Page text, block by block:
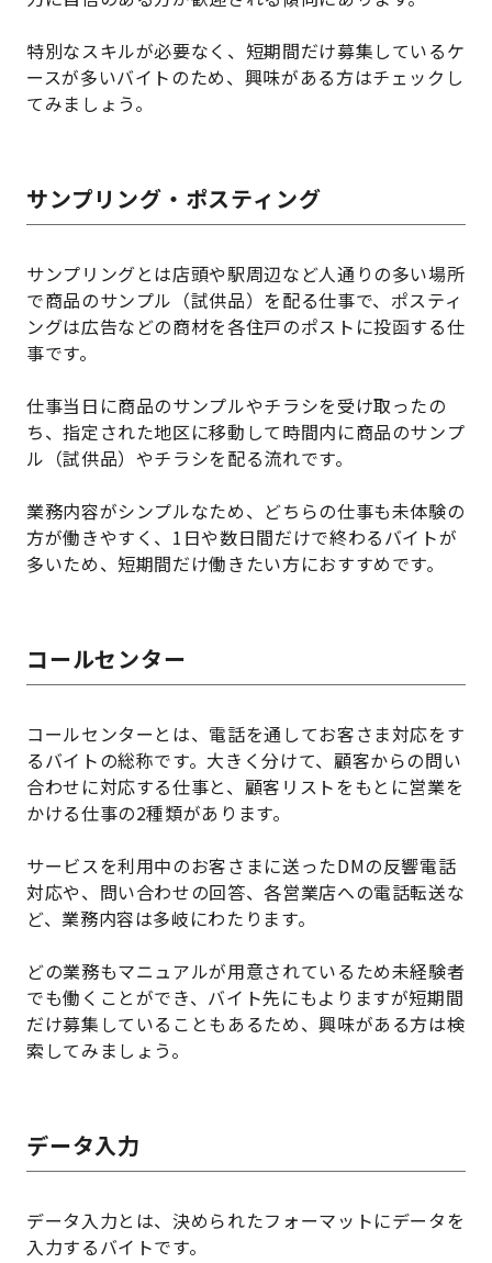
特別なスキルが必要なく、短期間だけ募集しているケ
ースが多いバイトのため、興味がある方はチェックし
てみましょう。
サンプリング・ポスティング
サンプリングとは店頭や駅周辺など人通りの多い場所
で商品のサンプル（試供品）を配る仕事で、ポスティ
ングは広告などの商材を各住戸のポストに投函する仕
事です。
仕事当日に商品のサンプルやチラシを受け取ったの
ち、指定された地区に移動して時間内に商品のサンプ
ル（試供品）やチラシを配る流れです。
業務内容がシンプルなため、どちらの仕事も未体験の
方が働きやすく、1日や数日間だけで終わるバイトが
多いため、短期間だけ働きたい方におすすめです。
コールセンター
コールセンターとは、電話を通してお客さま対応をす
るバイトの総称です。大きく分けて、顧客からの問い
合わせに対応する仕事と、顧客リストをもとに営業を
かける仕事の2種類があります。
サービスを利用中のお客さまに送ったDMの反響電話
対応や、問い合わせの回答、各営業店への電話転送な
ど、業務内容は多岐にわたります。
どの業務もマニュアルが用意されているため未経験者
でも働くことができ、バイト先にもよりますが短期間
だけ募集していることもあるため、興味がある方は検
索してみましょう。
データ入力
データ入力とは、決められたフォーマットにデータを
入力するバイトです。